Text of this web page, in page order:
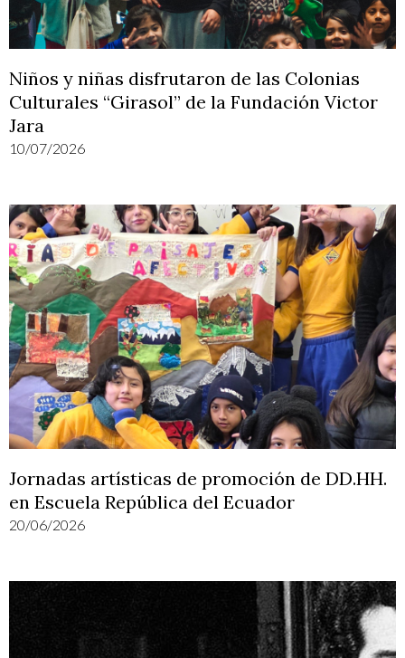
Niños y niñas disfrutaron de las Colonias
Culturales “Girasol” de la Fundación Victor
Jara
10/07/2026
Jornadas artísticas de promoción de DD.HH.
en Escuela República del Ecuador
20/06/2026